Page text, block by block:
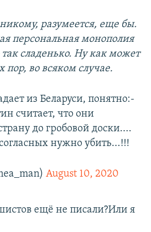
разумеется, еще бы.
персональная монополия
так сладенько. Ну как может
пор, во всяком случае.
из Беларуси, понятно:-
считает, что они
до гробовой доски....
нужно убить...!!!
August 10, 2020
ещё не писали?Или я